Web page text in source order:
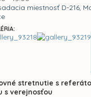
miestnosť D-216,
stretnutie s
s verejnosťou